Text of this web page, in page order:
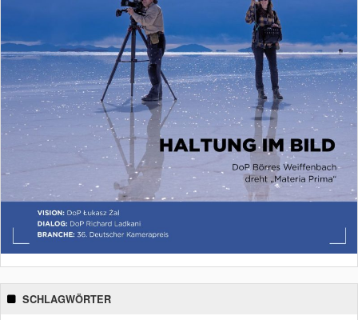
SCHLAGWÖRTER